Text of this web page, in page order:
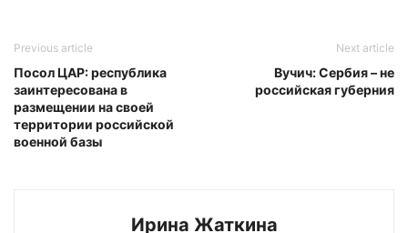
Previous article
Посол ЦАР: республика
заинтересована в
размещении на своей
территории российской
военной базы
Next article
Вучич: Сербия – не
российская губерния
Ирина Жаткина